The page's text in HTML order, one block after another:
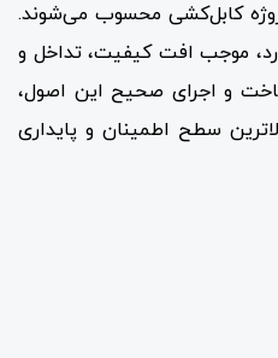
کابل‌کشی محسوب می‌شوند.
موجب افت کیفیت، تداخل و
و اجرای صحیح این اصول،
سطح اطمینان و پایداری